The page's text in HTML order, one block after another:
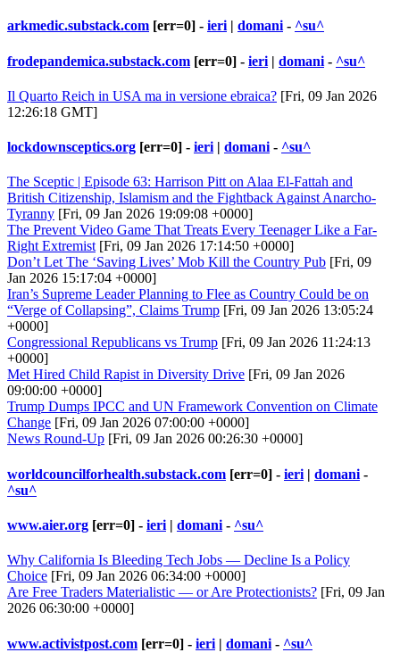
arkmedic.substack.com [err=0] - ieri| domani- ^su^
frodepandemica.substack.com [err=0] - ieri | domani - ^su^
Il Quarto Reich in USA ma in versione ebraica? [Fri, 09 Jan 2026
12:26:18 GMT]
lockdownsceptics.org [err=0] - ieri | domani - ^su^
The Sceptic | Episode 63: Harrison Pitt on Alaa El-Fattah and
British Citizenship, Islamism and the Fightback Against Anarcho-
Tyranny [Fri, 09 Jan 2026 19:09:08 +0000]
The Prevent Video Game That Treats Every Teenager Like a Far-
Right Extremist[Fri, 09 Jan 2026 17:14:50 +0000]
Don’t Let The ‘Saving Lives’ Mob Kill the Country Pub [Fri, 09
Jan 2026 15:17:04 +0000]
Iran’s Supreme Leader Planning to Flee as Country Could be on
“Verge of Collapsing”, Claims Trump [Fri, 09 Jan 2026 13:05:24
+0000]
Congressional Republicans vs Trump [Fri, 09 Jan 2026 11:24:13
+0000]
Met Hired Child Rapist in Diversity Drive [Fri, 09 Jan 2026
09:00:00 +0000]
Trump Dumps IPCC and UN Framework Convention on Climate
Change [Fri, 09 Jan 2026 07:00:00 +0000]
News Round-Up [Fri, 09 Jan 2026 00:26:30 +0000]
worldcouncilforhealth.substack.com [err=0] - ieri | domani -
^su^
www.aier.org [err=0] - ieri | domani - ^su^
Why California Is Bleeding Tech Jobs — Decline Is a Policy
Choice [Fri, 09 Jan 2026 06:34:00 +0000]
Are Free Traders Materialistic — or Are Protectionists? [Fri, 09 Jan
2026 06:30:00 +0000]
www.activistpost.com [err=0] - ieri | domani - ^su^